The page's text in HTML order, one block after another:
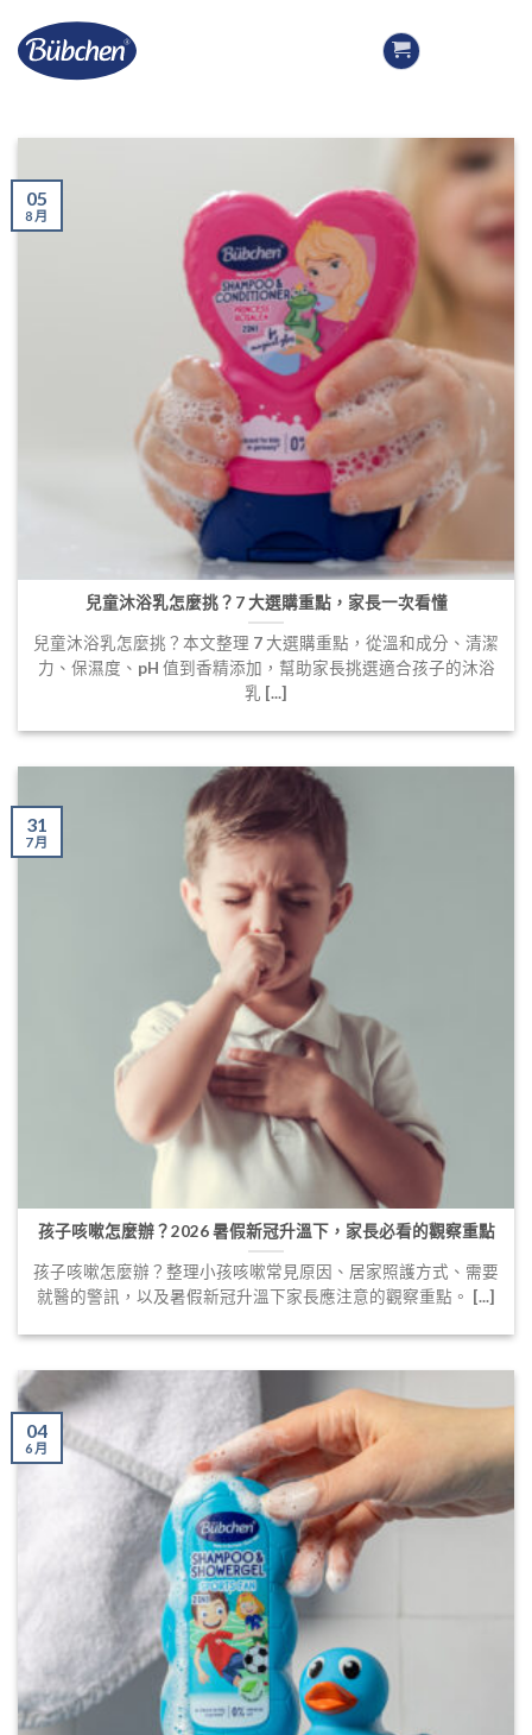
to
content
兒童沐浴乳怎麼挑？7 大選購重點，家長一次看懂
兒童沐浴乳怎麼挑？本文整理 7 大選購重點，從溫和成分、清潔
力、保濕度、pH 值到香精添加，幫助家長挑選適合孩子的沐浴
乳 [...]
05
8 月
孩子咳嗽怎麼辦？2026 暑假新冠升溫下，家長必看的觀察重點
孩子咳嗽怎麼辦？整理小孩咳嗽常見原因、居家照護方式、需要
就醫的警訊，以及暑假新冠升溫下家長應注意的觀察重點。 [...]
31
7 月
04
6 月